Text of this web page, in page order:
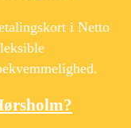
i Netto